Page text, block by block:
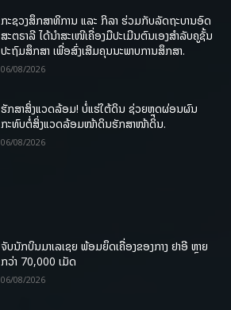
ກະຊວງສຶກສາທິການ ແລະ ກິລາ ຮ່ວມກັບລັດຖະບານອົດ
ສະຕຣາລີ ໄດ້ນຳສະເໜີເຄື່ອງມືປະເມີນຕົນເອງສຳລັບຄູຊັ້ນ
ປະຖົມສຶກສາ ເພື່ອສົ່ງເສີມຄຸນນະພາບການສຶກສາ.
06/08/2026
ຮັກສາສິ່ງແວດລ້ອມ! ບໍ່ແຮ່ໃຕ້ດິນ ຊ່ວຍຫຼຸດຜ່ອນຜົນ
ກະທົບຕໍ່ສິ່ງແວດລ້ອມໜ້າດິນຮັກສາໜ້າດິນ.
06/08/2026
ຈັບນັກບິນມາເລເຊຍ ພ້ອມຍຶດເຄື່ອງຂອງກາງ ຢາອີ ຫຼາຍ
ກວ່າ 70,000 ເມັດ
06/08/2026